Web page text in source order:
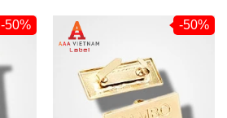
-50% -50%